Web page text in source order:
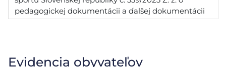
pedagogickej dokumentácii a ďalšej dokumentácii
Evidencia obyvateľov